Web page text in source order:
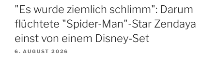
"Es wurde ziemlich schlimm": Darum
flüchtete "Spider-Man"-Star Zendaya
einst von einem Disney-Set
6. AUGUST 2026